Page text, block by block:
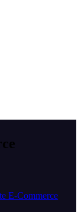
E-Commerce